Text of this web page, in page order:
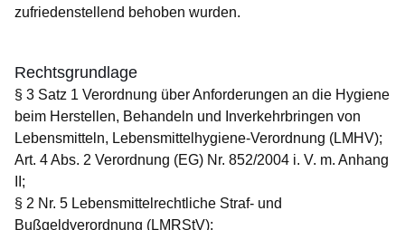
zufriedenstellend behoben wurden.
Rechtsgrundlage
§ 3 Satz 1 Verordnung über Anforderungen an die Hygiene
beim Herstellen, Behandeln und Inverkehrbringen von
Lebensmitteln, Lebensmittelhygiene-Verordnung (LMHV);
Art. 4 Abs. 2 Verordnung (EG) Nr. 852/2004 i. V. m. Anhang
II;
§ 2 Nr. 5 Lebensmittelrechtliche Straf- und
Bußgeldverordnung (LMRStV);